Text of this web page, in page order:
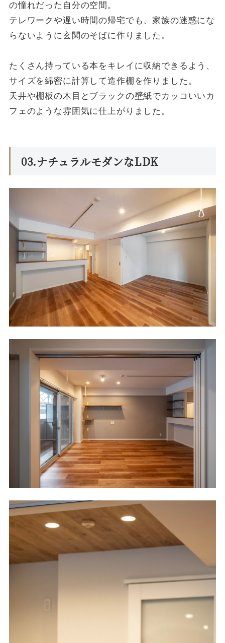
の憧れだった自分の空間。
テレワークや遅い時間の帰宅でも、家族の迷惑にな
らないように玄関のそばに作りました。
たくさん持っている本をキレイに収納できるよう、
サイズを綿密に計算して造作棚を作りました。
天井や棚板の木目とブラックの壁紙でカッコいいカ
フェのような雰囲気に仕上がりました。
03.ナチュラルモダンなLDK